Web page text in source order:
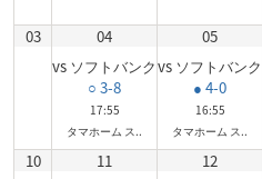
03
04
vs ソフトバンク
○ 3-8
17:55
タマホーム ス..
05
vs ソフトバンク
● 4-0
16:55
タマホーム ス..
10
11
12